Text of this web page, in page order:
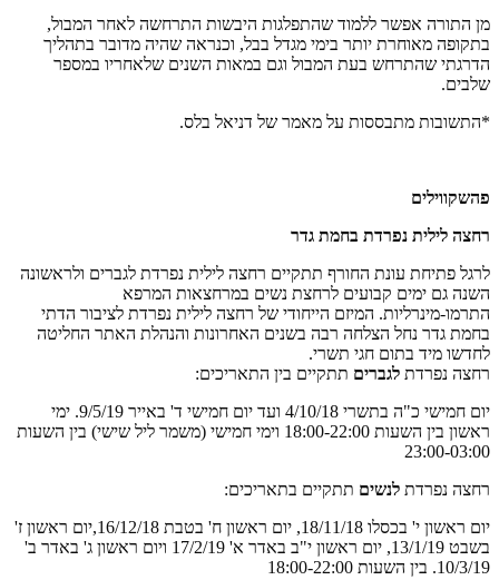
מן התורה אפשר ללמוד שהתפלגות היבשות התרחשה לאחר המבול,
בתקופה מאוחרת יותר בימי מגדל בבל, וכנראה שהיה מדובר בתהליך
הדרגתי שהתרחש בעת המבול וגם במאות השנים שלאחריו במספר
שלבים.
*התשובות מתבססות על מאמר של דניאל בלס.
פהשקווילים
רחצה לילית נפרדת בחמת גדר
לרגל פתיחת עונת החורף תתקיים רחצה לילית נפרדת לגברים ולראשונה
השנה גם ימים קבועים לרחצת נשים במרחצאות המרפא
התרמו-מינרליות. המיזם הייחודי של רחצה לילית נפרדת לציבור הדתי
בחמת גדר נחל הצלחה רבה בשנים האחרונות והנהלת האתר החליטה
לחדשו מיד בתום חגי תשרי.
רחצה נפרדת לגברים תתקיים בין התאריכים:
יום חמישי כ"ה בתשרי 4/10/18 ועד יום חמישי ד' באייר 9/5/19. ימי
ראשון בין השעות 18:00-22:00 וימי חמישי (משמר ליל שישי) בין השעות
23:00-03:00
רחצה נפרדת לנשים תתקיים בתאריכים:
יום ראשון י' בכסלו 18/11/18, יום ראשון ח' בטבת 16/12/18,יום ראשון ז'
בשבט 13/1/19, יום ראשון י"ב באדר א' 17/2/19 ויום ראשון ג' באדר ב'
10/3/19. בין השעות 18:00-22:00